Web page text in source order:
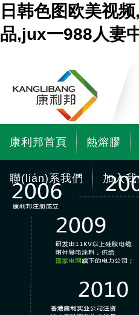
日韩色图欧美视
品,jux一988人妻
康利邦首頁 熱熔膠
聯(lián)系我們 加入